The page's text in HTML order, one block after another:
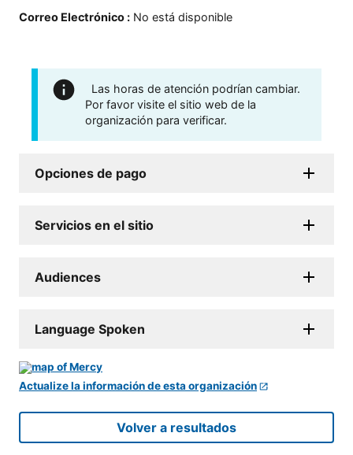
Correo Electrónico : No está disponible
Las horas de atención podrían cambiar.
Por favor visite el sitio web de la
organización para verificar.
Opciones de pago
Servicios en el sitio
Audiences
Language Spoken
Actualize la información de esta organización
Volver a resultados